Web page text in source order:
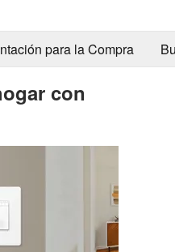
para la Compra
con